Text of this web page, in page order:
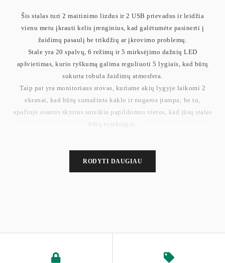
Šis stalas turi 2 maitinimo lizdus ir 2 USB prievadus ir leidžia
vienu metu įkrauti kelis įrenginius, kad galėtumėte pasinerti į
žaidimų pasaulį be trikdžių ar įkrovimo problemų.
Stale yra 20 spalvų, 6 režimų ir 5 mirksėjimo dažnių LED
apšvietimas, kurio ryškumą galima reguliuoti 5 lygiais, kad būtų
sukurta tobula žaidimų atmosfera.
Taip pat yra monitoriaus stovas, kuriame akių lygyje laikomi 2
ekranai, kad būtų sumažinta kaklo ir nugaros įtampa; be to,
apačioje esantis skyrius suteikia papildomos vietos, kad jūsų stalas
būtų tvarkingas.
net ant šiek tiek nelygių grindų.
Šį LED apšviestą kompiuterio stalą lengva surinkti dėl paprastos
Stalo aukštis su monitoriaus stovu: 91 cm
RODYTI DAUGIAU